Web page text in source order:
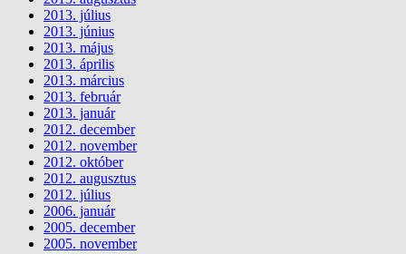
2013. július
2013. június
2013. május
2013. április
2013. március
2013. február
2013. január
2012. december
2012. november
2012. október
2012. augusztus
2012. július
2006. január
2005. december
2005. november